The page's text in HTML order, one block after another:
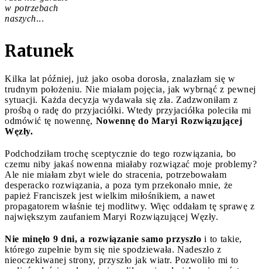
w potrzebach
naszych...
Ratunek
Kilka lat później, już jako osoba dorosła, znalazłam się w
trudnym położeniu. Nie miałam pojęcia, jak wybrnąć z pewnej
sytuacji. Każda decyzja wydawała się zła. Zadzwoniłam z
prośbą o radę do przyjaciółki. Wtedy przyjaciółka poleciła mi
odmówić tę nowennę, Nowennę do Maryi Rozwiązującej
Węzły.
Podchodziłam trochę sceptycznie do tego rozwiązania, bo
czemu niby jakaś nowenna miałaby rozwiązać moje problemy?
Ale nie miałam zbyt wiele do stracenia, potrzebowałam
desperacko rozwiązania, a poza tym przekonało mnie, że
papież Franciszek jest wielkim miłośnikiem, a nawet
propagatorem właśnie tej modlitwy. Więc oddałam tę sprawę z
największym zaufaniem Maryi Rozwiązującej Węzły.
Nie minęło 9 dni, a rozwiązanie samo przyszło i to takie,
którego zupełnie bym się nie spodziewała. Nadeszło z
nieoczekiwanej strony, przyszło jak wiatr. Pozwoliło mi to